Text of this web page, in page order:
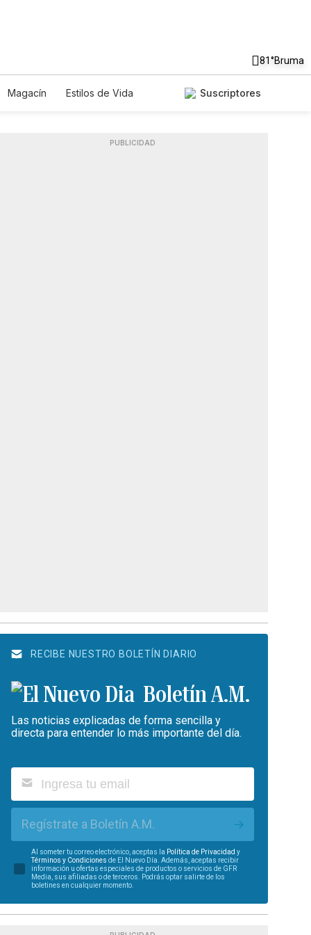
81°Bruma
Magacín
Estilos de Vida
Suscriptores
PUBLICIDAD
RECIBE NUESTRO BOLETÍN DIARIO
Boletín A.M.
Las noticias explicadas de forma sencilla y
directa para entender lo más importante del día.
Regístrate a Boletín A.M.
Al someter tu correo electrónico, aceptas la Política de Privacidad y
Términos y Condiciones de El Nuevo Día. Además, aceptas recibir
información u ofertas especiales de productos o servicios de GFR
Media, sus afiliadas o de terceros. Podrás optar salirte de los
boletines en cualquier momento.